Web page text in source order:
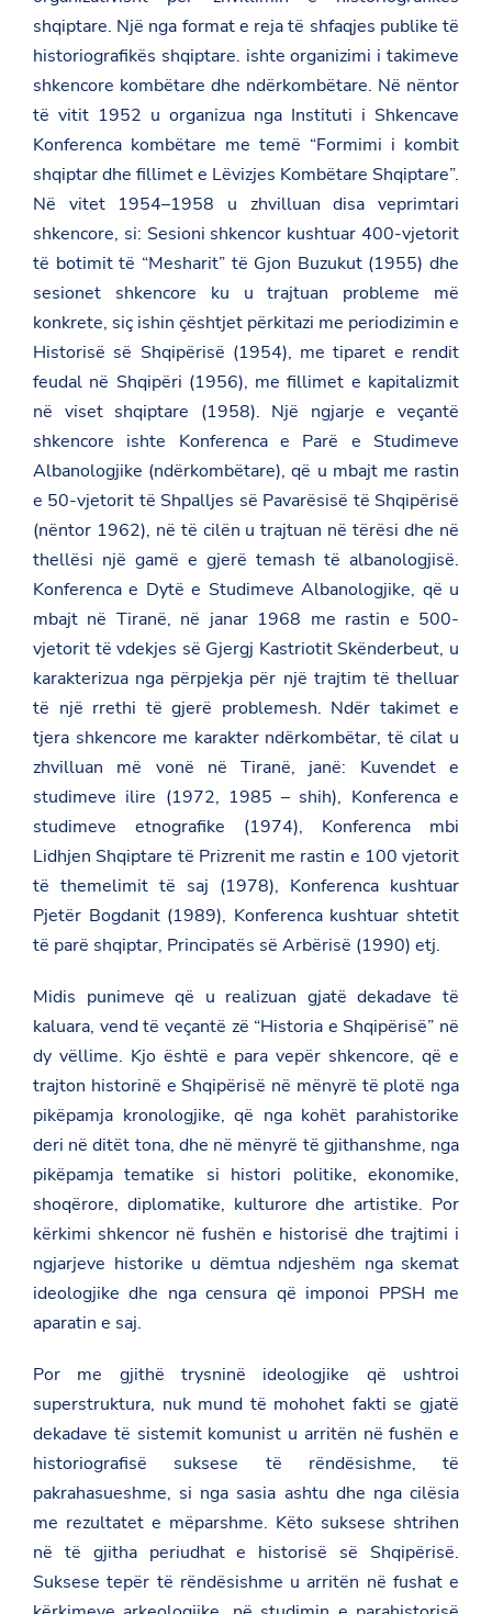
shqiptare. Një nga format e reja të shfaqjes publike të
historiografikës shqiptare. ishte organizimi i takimeve
shkencore kombëtare dhe ndërkombëtare. Në nëntor
të vitit 1952 u organizua nga Instituti i Shkencave
Konferenca kombëtare me temë “Formimi i kombit
shqiptar dhe fillimet e Lëvizjes Kombëtare Shqiptare”.
Në vitet 1954–1958 u zhvilluan disa veprimtari
shkencore, si: Sesioni shkencor kushtuar 400-vjetorit
të botimit të “Mesharit” të Gjon Buzukut (1955) dhe
sesionet shkencore ku u trajtuan probleme më
konkrete, siç ishin çështjet përkitazi me periodizimin e
Historisë së Shqipërisë (1954), me tiparet e rendit
feudal në Shqipëri (1956), me fillimet e kapitalizmit
në viset shqiptare (1958). Një ngjarje e veçantë
shkencore ishte Konferenca e Parë e Studimeve
Albanologjike (ndërkombëtare), që u mbajt me rastin
e 50-vjetorit të Shpalljes së Pavarësisë të Shqipërisë
(nëntor 1962), në të cilën u trajtuan në tërësi dhe në
thellësi një gamë e gjerë temash të albanologjisë.
Konferenca e Dytë e Studimeve Albanologjike, që u
mbajt në Tiranë, në janar 1968 me rastin e 500-
vjetorit të vdekjes së Gjergj Kastriotit Skënderbeut, u
karakterizua nga përpjekja për një trajtim të thelluar
të një rrethi të gjerë problemesh. Ndër takimet e
tjera shkencore me karakter ndërkombëtar, të cilat u
zhvilluan më vonë në Tiranë, janë: Kuvendet e
studimeve ilire (1972, 1985 – shih), Konferenca e
studimeve etnografike (1974), Konferenca mbi
Lidhjen Shqiptare të Prizrenit me rastin e 100 vjetorit
të themelimit të saj (1978), Konferenca kushtuar
Pjetër Bogdanit (1989), Konferenca kushtuar shtetit
të parë shqiptar, Principatës së Arbërisë (1990) etj.
Midis punimeve që u realizuan gjatë dekadave të
kaluara, vend të veçantë zë “Historia e Shqipërisë” në
dy vëllime. Kjo është e para vepër shkencore, që e
trajton historinë e Shqipërisë në mënyrë të plotë nga
pikëpamja kronologjike, që nga kohët parahistorike
deri në ditët tona, dhe në mënyrë të gjithanshme, nga
pikëpamja tematike si histori politike, ekonomike,
shoqërore, diplomatike, kulturore dhe artistike. Por
kërkimi shkencor në fushën e historisë dhe trajtimi i
ngjarjeve historike u dëmtua ndjeshëm nga skemat
ideologjike dhe nga censura që imponoi PPSH me
aparatin e saj.
Por me gjithë trysninë ideologjike që ushtroi
superstruktura, nuk mund të mohohet fakti se gjatë
dekadave të sistemit komunist u arritën në fushën e
historiografisë suksese të rëndësishme, të
pakrahasueshme, si nga sasia ashtu dhe nga cilësia
me rezultatet e mëparshme. Këto suksese shtrihen
në të gjitha periudhat e historisë së Shqipërisë.
Suksese tepër të rëndësishme u arritën në fushat e